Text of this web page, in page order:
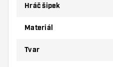
nebo zlomit.
letky, abyste zjistili,
Hráč šipek
Materiál
Tvar